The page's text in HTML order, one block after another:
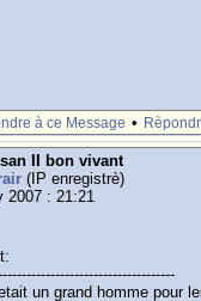
à ce Message •
II bon vivant
(IP enregistrè)
2007 : 21:21
un grand homme pour